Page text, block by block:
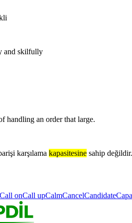
and skilfully
handling an order that large.
karşılama kapasitesine sahip değildir.
Call onCall upCalmCancelCandidate